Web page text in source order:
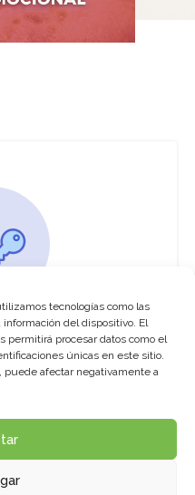
tecnologías como las
del dispositivo. El
permitirá procesar datos como el
únicas en este sitio.
puede afectar negativamente a
in to access this
for registered
to login